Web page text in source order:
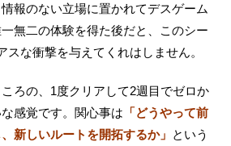
報のない立場に置かれてデスゲーム
無二の体験を得た後だと、このシー
スな衝撃を与えてくれはしません。
ろの、1度クリアして2週目でゼロか
感覚です。関心事は 「どうやって前
新しいルートを開拓するか」 という